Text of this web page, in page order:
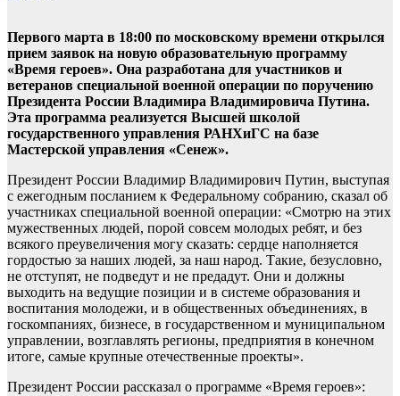
Первого марта в 18:00 по московскому времени открылся
прием заявок на новую образовательную программу
«Время героев». Она разработана для участников и
ветеранов специальной военной операции по поручению
Президента России Владимира Владимировича Путина.
Эта программа реализуется Высшей школой
государственного управления РАНХиГС на базе
Мастерской управления «Сенеж».
Президент России Владимир Владимирович Путин, выступая
с ежегодным посланием к Федеральному собранию, сказал об
участниках специальной военной операции: «Смотрю на этих
мужественных людей, порой совсем молодых ребят, и без
всякого преувеличения могу сказать: сердце наполняется
гордостью за наших людей, за наш народ. Такие, безусловно,
не отступят, не подведут и не предадут. Они и должны
выходить на ведущие позиции и в системе образования и
воспитания молодежи, и в общественных объединениях, в
госкомпаниях, бизнесе, в государственном и муниципальном
управлении, возглавлять регионы, предприятия в конечном
итоге, самые крупные отечественные проекты».
Президент России рассказал о программе «Время героев»: